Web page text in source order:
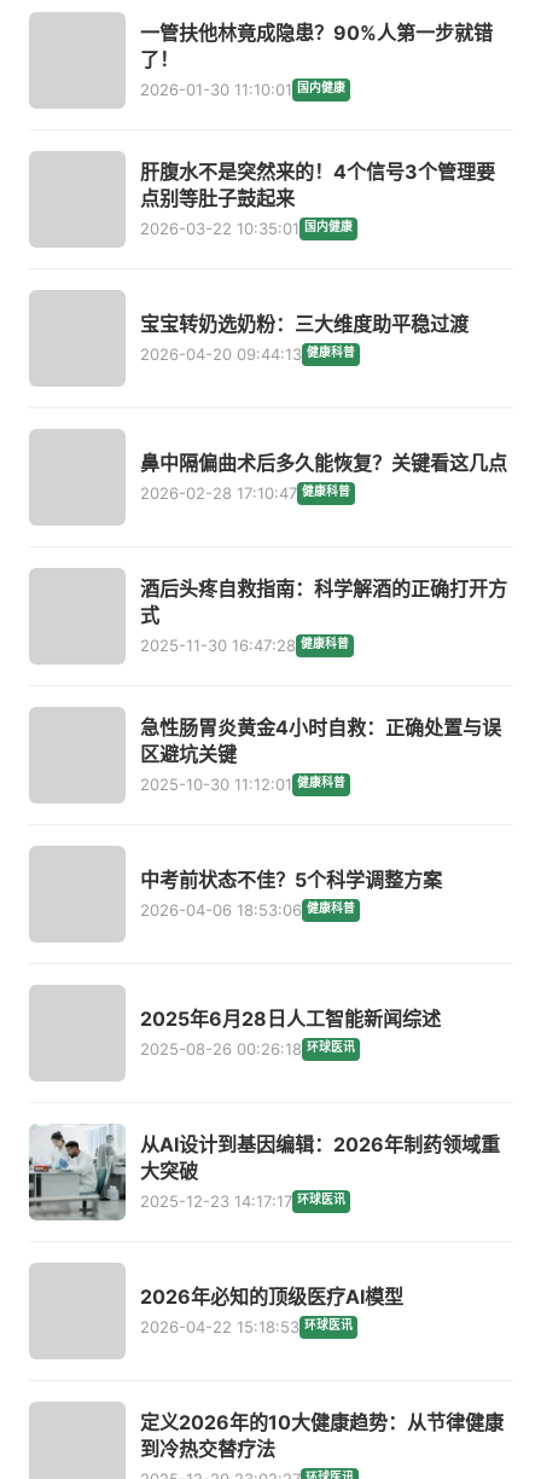
一管扶他林竟成隐患？90%人第一步就错
了！
2026-01-30 11:10:01 国内健康
肝腹水不是突然来的！4个信号3个管理要
点别等肚子鼓起来
2026-03-22 10:35:01 国内健康
宝宝转奶选奶粉：三大维度助平稳过渡
2026-04-20 09:44:13 健康科普
鼻中隔偏曲术后多久能恢复？关键看这几点
2026-02-28 17:10:47 健康科普
酒后头疼自救指南：科学解酒的正确打开方
式
2025-11-30 16:47:28 健康科普
急性肠胃炎黄金4小时自救：正确处置与误
区避坑关键
2025-10-30 11:12:01 健康科普
中考前状态不佳？5个科学调整方案
2026-04-06 18:53:06 健康科普
2025年6月28日人工智能新闻综述
2025-08-26 00:26:18 环球医讯
从AI设计到基因编辑：2026年制药领域重
大突破
2025-12-23 14:17:17 环球医讯
2026年必知的顶级医疗AI模型
2026-04-22 15:18:53 环球医讯
定义2026年的10大健康趋势：从节律健康
到冷热交替疗法